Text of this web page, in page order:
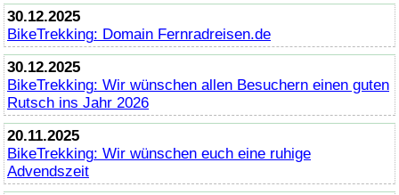
30.12.2025
BikeTrekking: Domain Fernradreisen.de
30.12.2025
BikeTrekking: Wir wünschen allen Besuchern einen guten
Rutsch ins Jahr 2026
20.11.2025
BikeTrekking: Wir wünschen euch eine ruhige
Advendszeit